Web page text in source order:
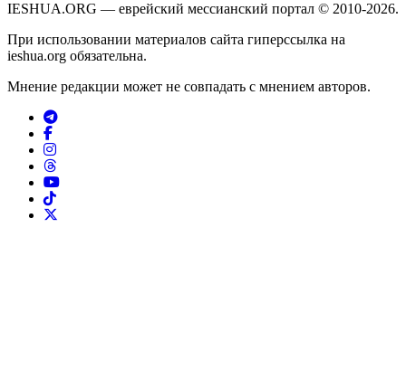
IESHUA.ORG — еврейский мессианский портал © 2010-2026.
При использовании материалов сайта гиперссылка на
ieshua.org обязательна.
Мнение редакции может не совпадать с мнением авторов.